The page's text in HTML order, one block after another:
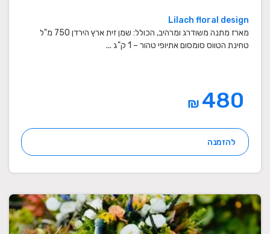
Lilach floral design
מארז מתנה משודרג ומרהיב, הכולל: שמן זית ארץ הירדן 750 מ"ל
טחינת הטווס סומסום אתיופי טהור – 1 ק"ג ...
₪
להזמנה